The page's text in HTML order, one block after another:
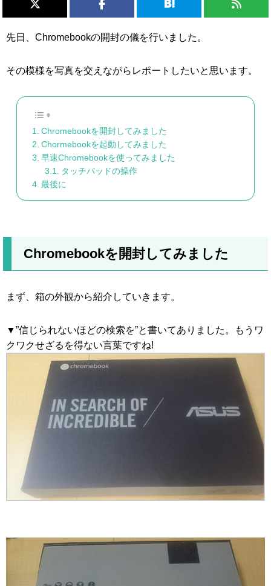
先日、Chromebookの開封の儀を行いました。
その模様を写真を交えながらレポートしたいと思います。
Chromebookを開封してみました
Chormebookを起動してみました
早速Chromebookを使ってみました
タッチパッドの操作
最後に
Chromebookを開封してみました
まず、箱の外観から紹介していきます。
▼”信じられないほどの検索を”と書いてありました。もうワ
クワクせざるを得ない言葉ですね!